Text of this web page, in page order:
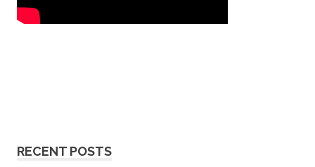
RECENT POSTS